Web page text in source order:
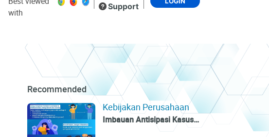
with
Support
Recommended
Kebijakan Perusahaan
Imbauan Antisipasi Kasus